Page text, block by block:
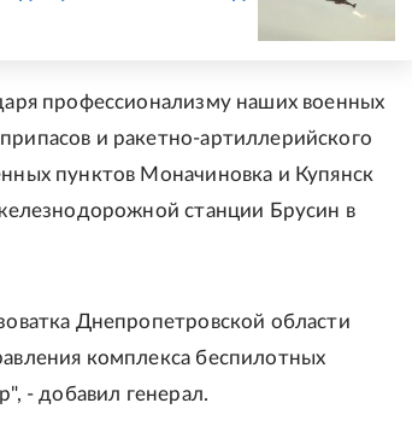
профессионализму наших военных
и ракетно-артиллерийского
пунктов Моначиновка и Купянск
станции Брусин в
Днепропетровской области
комплекса беспилотных
- добавил генерал.